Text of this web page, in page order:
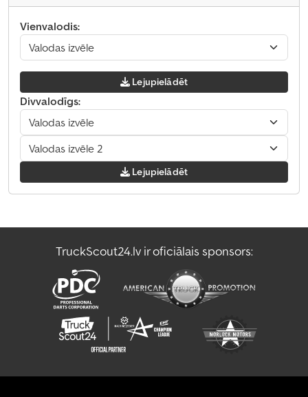
Vienvalodis:
Lejupielādēt
Divvalodīgs:
Lejupielādēt
TruckScout24.lv ir oficiālais sponsors: